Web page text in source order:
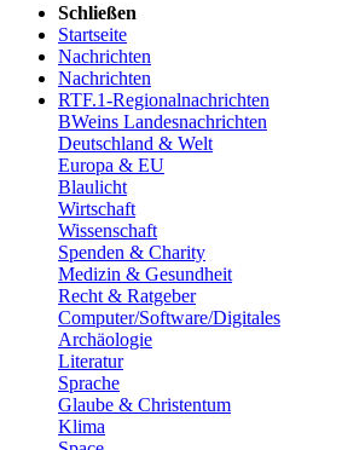
Schließen
Startseite
Nachrichten
Nachrichten
RTF.1-Regionalnachrichten
BWeins Landesnachrichten
Deutschland & Welt
Europa & EU
Blaulicht
Wirtschaft
Wissenschaft
Spenden & Charity
Medizin & Gesundheit
Recht & Ratgeber
Computer/Software/Digitales
Archäologie
Literatur
Sprache
Glaube & Christentum
Klima